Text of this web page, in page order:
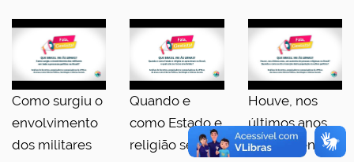
Como surgiu o
envolvimento
dos militares
Quando e
como Estado e
religião se
Houve, nos
últimos anos,
um aumento